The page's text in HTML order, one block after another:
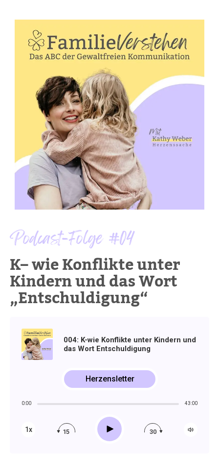
Podcast-Folge #04
K– wie Konflikte unter
Kindern und das Wort
„Entschuldigung“
004: K-wie Konflikte unter Kindern und
das Wort Entschuldigung
0:00 43:00
1x 15 Play 30
Herzensletter